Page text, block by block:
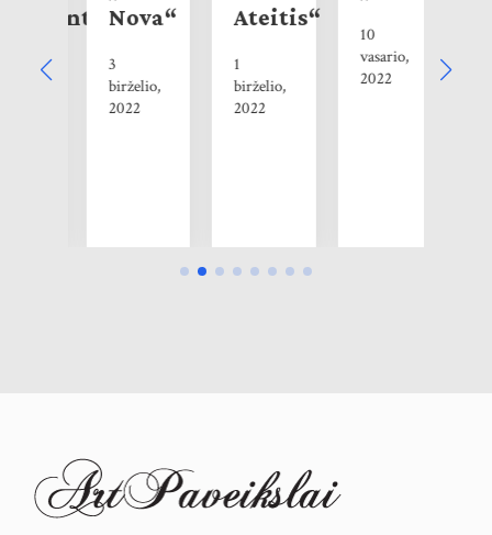
Nova“
3
birželio,
2022
Ateitis“
1
birželio,
2022
10
vasario,
2022